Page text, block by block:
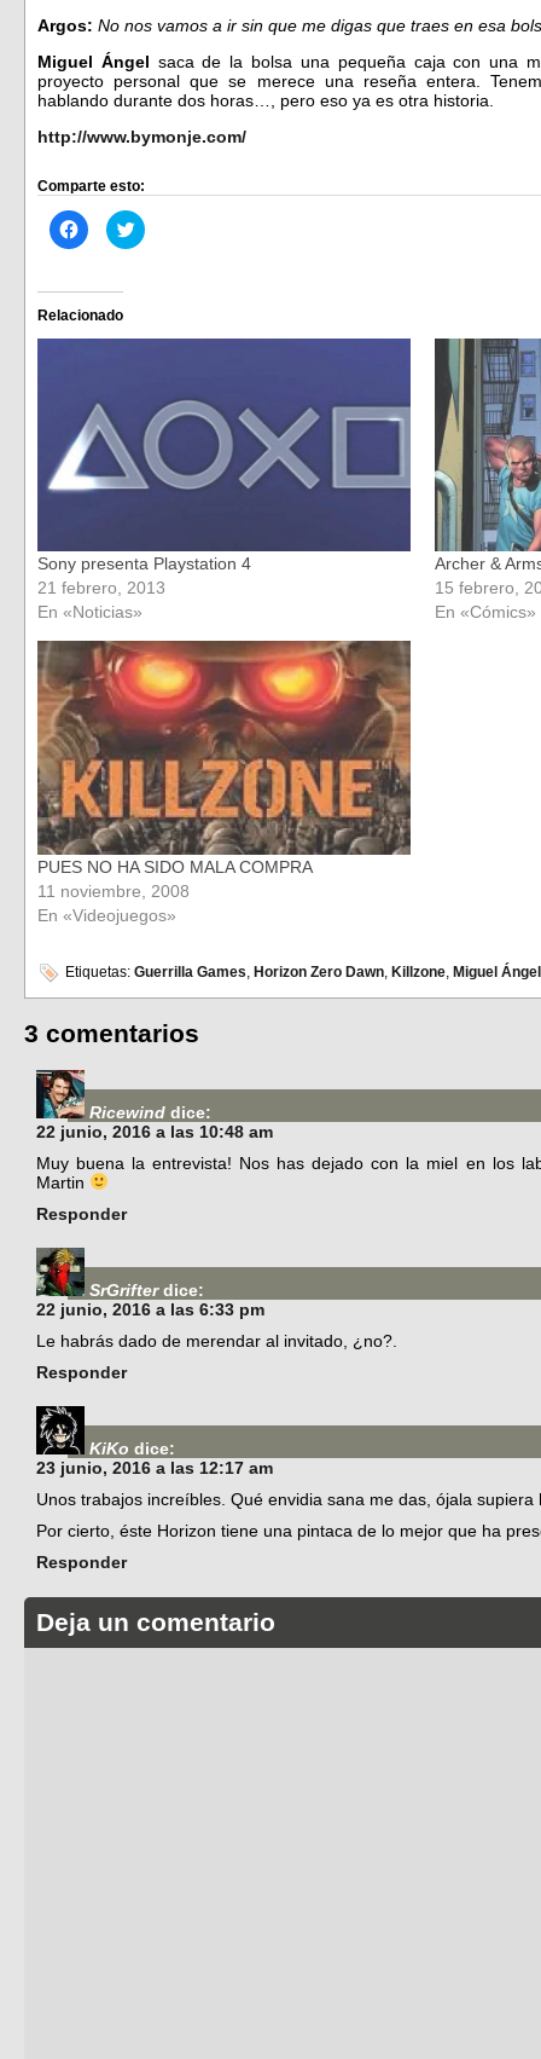
Argos: No nos vamos a ir sin que me digas que traes en esa
Miguel Ángel saca de la bolsa una pequeña caja con una
proyecto personal que se merece una reseña entera.
hablando durante dos horas…, pero eso ya es otra historia.
http://www.bymonje.com/
Comparte esto:
Haz
clic
Facebook
(Se
abre
en
Haz
clic
en
Relacionado
Sony presenta Playstation 4
21 febrero, 2013
En «Noticias»
Archer &
15 febrero,
En «Cómics»
PUES NO HA SIDO MALA COMPRA
11 noviembre, 2008
En «Videojuegos»
Etiquetas: Guerrilla Games, Horizon Zero Dawn, Killzone, Miguel
3 comentarios
Ricewind dice:
22 junio, 2016 a las 10:48 am
Muy buena la entrevista! Nos has dejado con la miel en los
Martin
Responder
SrGrifter dice:
22 junio, 2016 a las 6:33 pm
Le habrás dado de merendar al invitado, ¿no?.
Responder
KiKo dice:
23 junio, 2016 a las 12:17 am
Unos trabajos increíbles. Qué envidia sana me das, ójala
Por cierto, éste Horizon tiene una pintaca de lo mejor que ha
Responder
Deja un comentario